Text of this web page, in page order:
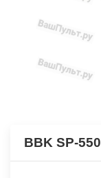
BBK SP-